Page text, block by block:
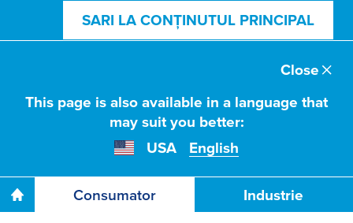
SARI LA CONȚINUTUL PRINCIPAL
This page is also available in a language that
may suit you better:
USA
English
Close
Consumator Industrie